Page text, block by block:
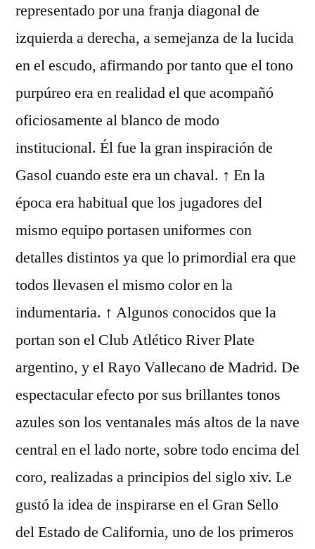
representado por una franja diagonal de
izquierda a derecha, a semejanza de la lucida
en el escudo, afirmando por tanto que el tono
purpúreo era en realidad el que acompañó
oficiosamente al blanco de modo
institucional. Él fue la gran inspiración de
Gasol cuando este era un chaval. ↑ En la
época era habitual que los jugadores del
mismo equipo portasen uniformes con
detalles distintos ya que lo primordial era que
todos llevasen el mismo color en la
indumentaria. ↑ Algunos conocidos que la
portan son el Club Atlético River Plate
argentino, y el Rayo Vallecano de Madrid. De
espectacular efecto por sus brillantes tonos
azules son los ventanales más altos de la nave
central en el lado norte, sobre todo encima del
coro, realizadas a principios del siglo xiv. Le
gustó la idea de inspirarse en el Gran Sello
del Estado de California, uno de los primeros